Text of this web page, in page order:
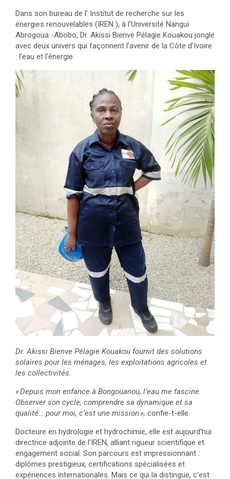
Dans son bureau de l’ Institut de recherche sur les
énergies renouvelables (IREN ), à l’Université Nangui
Abrogoua -Abobo, Dr. Akissi Bienve Pélagie Kouakou jongle
avec deux univers qui façonnent l’avenir de la Côte d’Ivoire
: l’eau et l’énergie.
Dr. Akissi Bienve Pélagie Kouakou fournit des solutions
solaires pour les ménages, les exploitations agricoles et
les collectivités.
« Depuis mon enfance à Bongouanou, l’eau me fascine.
Observer son cycle, comprendre sa dynamique et sa
qualité… pour moi, c’est une mission », confie-t-elle.
Docteure en hydrologie et hydrochimie, elle est aujourd’hui
directrice adjointe de l’IREN, alliant rigueur scientifique et
engagement social. Son parcours est impressionnant :
diplômes prestigieux, certifications spécialisées et
expériences internationales. Mais ce qui la distingue, c’est